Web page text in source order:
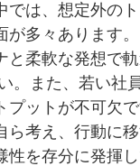
では、想定外の
が多々あります
柔軟な発想で
。また、若い社
プットが不可欠
ら考え、行動に
性を存分に発揮